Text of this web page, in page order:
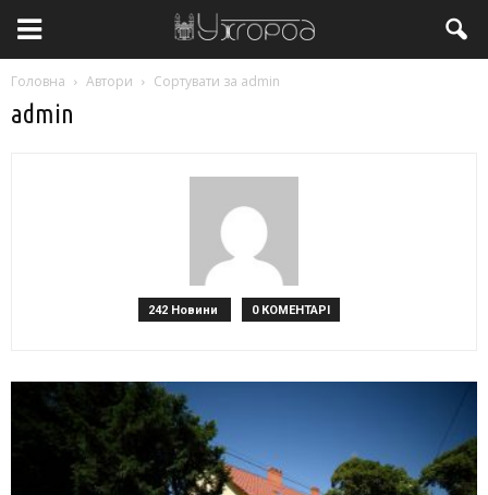
Головна Автори Сортувати за admin
admin
242 Новини 0 КОМЕНТАРІ